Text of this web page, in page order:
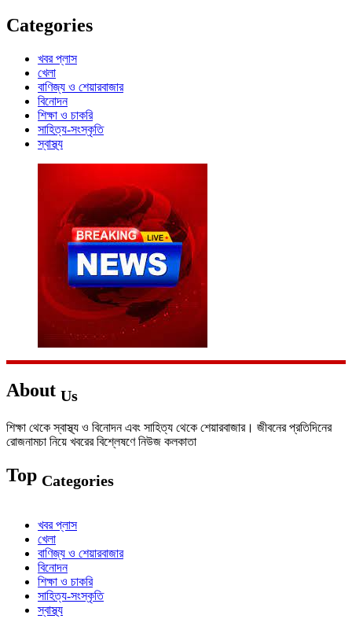
Categories
খবর প্লাস
খেলা
বাণিজ্য ও শেয়ারবাজার
বিনোদন
শিক্ষা ও চাকরি
সাহিত্য-সংস্কৃতি
স্বাস্থ্য
About Us
শিক্ষা থেকে স্বাস্থ্য ও বিনোদন এবং সাহিত্য থেকে শেয়ারবাজার। জীবনের প্রতিদিনের
রোজনামচা নিয়ে খবরের বিশ্লেষণে নিউজ কলকাতা
Top Categories
খবর প্লাস
খেলা
বাণিজ্য ও শেয়ারবাজার
বিনোদন
শিক্ষা ও চাকরি
সাহিত্য-সংস্কৃতি
স্বাস্থ্য